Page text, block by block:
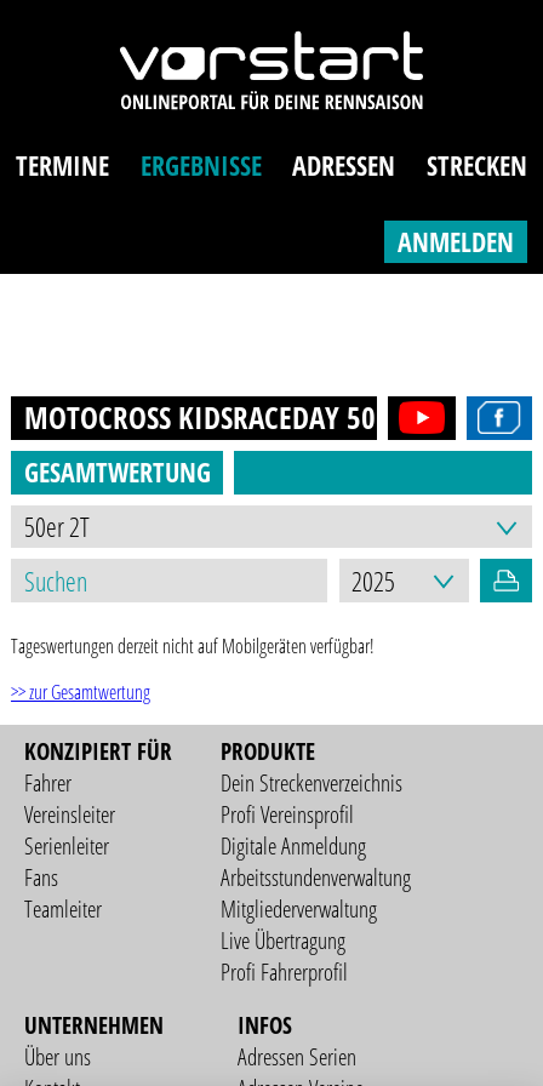
TERMINE ERGEBNISSE ADRESSEN STRECKEN
ANMELDEN
MOTOCROSS KIDSRACEDAY 50CCM 2025
GESAMTWERTUNG
Tageswertungen derzeit nicht auf Mobilgeräten verfügbar!
>> zur Gesamtwertung
KONZIPIERT FÜR
Fahrer
Vereinsleiter
Serienleiter
Fans
Teamleiter
PRODUKTE
Dein Streckenverzeichnis
Profi Vereinsprofil
Digitale Anmeldung
Arbeitsstundenverwaltung
Mitgliederverwaltung
Live Übertragung
Profi Fahrerprofil
UNTERNEHMEN
Über uns
INFOS
Adressen Serien